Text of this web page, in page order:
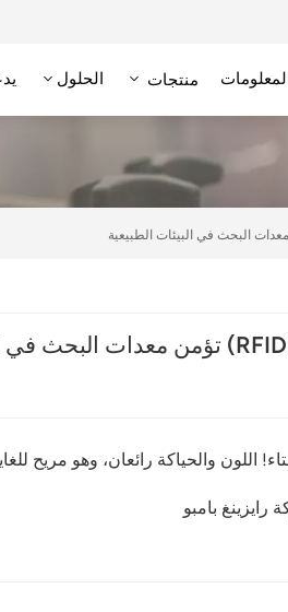
منتجات الحلول
اللون والحياكة رائعان، وهو مريح
رايزينغ بامبو